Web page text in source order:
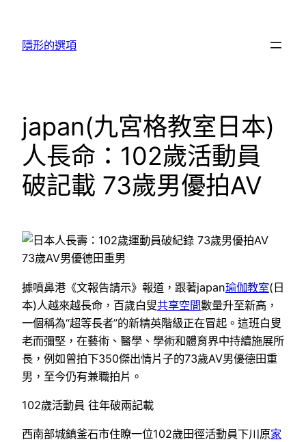
隱形的選項
japan(九宮格教室日本)
人長命：102歲活動員
破記載 73歲男優拍AV
73歲AV男優德田重男
據噴鼻港《文報告請示》報道，跟著japan瑜伽教室(日
本)人越來越長命，百歲白叟共享空間數量升至新高，
一個稱為“超等長者”的新精英階級正在冒起。這班白叟
老而彌堅，在藝術、醫學、學術和體育界中持續施展所
長，例如曾拍下350傑出情片子的73歲AV男優德田重
男，至今仍有兼職拍片。
102歲活動員 往年破兩記載
西南部城鎮釜石市住瞭一位102歲田徑活動員下川原家